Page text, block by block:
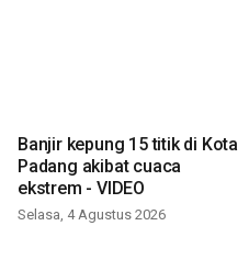
Banjir kepung 15 titik di Kota
Padang akibat cuaca
ekstrem - VIDEO
Selasa, 4 Agustus 2026